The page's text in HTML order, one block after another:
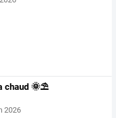
chaud 🌞⛱️
2026